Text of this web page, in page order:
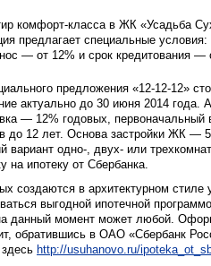
комфорт-класса в ЖК «Усадьба
предлагает специальные
— от 12% и срок кредитования —
предложения «12-12-12»
актуально до 30 июня 2014 года.
— 12% годовых, первоначальный
до 12 лет. Основа застройки ЖК —
одно-, двух- или
на ипотеку от Сбербанка.
создаются в архитектурном стиле
выгодной ипотечной
момент может любой.
обратившись в ОАО «Сбербанк
http://usuhanovo.ru/